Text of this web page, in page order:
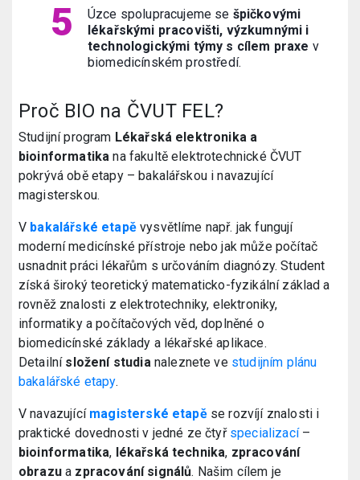
Úzce spolupracujeme se špičkovými
lékařskými pracovišti, výzkumnými i
technologickými týmy s cílem praxe v
biomedicínském prostředí.
Proč BIO na ČVUT FEL?
Studijní program Lékařská elektronika a
bioinformatika na fakultě elektrotechnické ČVUT
pokrývá obě etapy – bakalářskou i navazující
magisterskou.
V bakalářské etapěvysvětlíme např. jak fungují
moderní medicínské přístroje nebo jak může počítač
usnadnit práci lékařům s určováním diagnózy. Student
získá široký teoretický matematicko-fyzikální základ a
rovněž znalosti z elektrotechniky, elektroniky,
informatiky a počítačových věd, doplněné o
biomedicínské základy a lékařské aplikace.
Detailní složení studianaleznete ve studijním plánu
bakalářské etapy.
V navazující magisterské etapěse rozvíjí znalosti i
praktické dovednosti v jedné ze čtyř specializací –
bioinformatika, lékařská technika, zpracování
obrazua zpracování signálů. Našim cílem je